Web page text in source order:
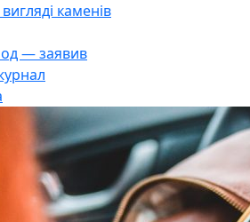
каменів
— заявив